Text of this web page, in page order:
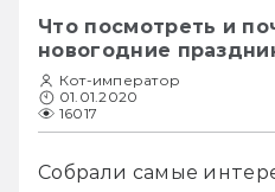
Что посмотреть и
новогодние
Кот-император
01.01.2020
16017
Собрали самые